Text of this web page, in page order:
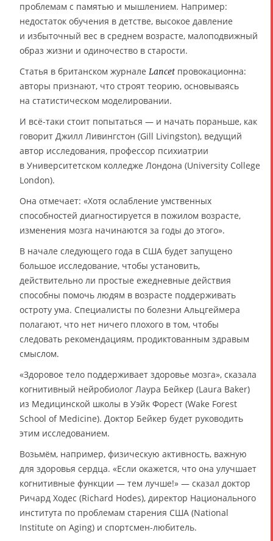
проблемам с памятью и мышлением. Например:
недостаток обучения в детстве, высокое давление
и избыточный вес в среднем возрасте, малоподвижный
образ жизни и одиночество в старости.
Статья в британском журнале Lancet провокационна:
авторы признают, что строят теорию, основываясь
на статистическом моделировании.
И всё-таки стоит попытаться — и начать пораньше, как
говорит Джилл Ливингстон (Gill Livingston), ведущий
автор исследования, профессор психиатрии
в Университетском колледже Лондона (University College
London).
Она отмечает: «Хотя ослабление умственных
способностей диагностируется в пожилом возрасте,
изменения мозга начинаются за годы до этого».
В начале следующего года в США будет запущено
большое исследование, чтобы установить,
действительно ли простые ежедневные действия
способны помочь людям в возрасте поддерживать
остроту ума. Специалисты по болезни Альцгеймера
полагают, что нет ничего плохого в том, чтобы
следовать рекомендациям, продиктованным здравым
смыслом.
«Здоровое тело поддерживает здоровье мозга», сказала
когнитивный нейробиолог Лаура Бейкер (Laura Baker)
из Медицинской школы в Уэйк Форест (Wake Forest
School of Medicine). Доктор Бейкер будет руководить
этим исследованием.
Возьмём, например, физическую активность, важную
для здоровья сердца. «Если окажется, что она улучшает
когнитивные функции — тем лучше!» — сказал доктор
Ричард Ходес (Richard Hodes), директор Национального
института по проблемам старения США (National
Institute on Aging) и спортсмен-любитель.